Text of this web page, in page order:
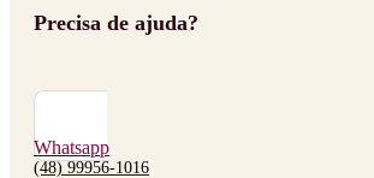
Precisa de ajuda?
Whatsapp
(48) 99956-1016